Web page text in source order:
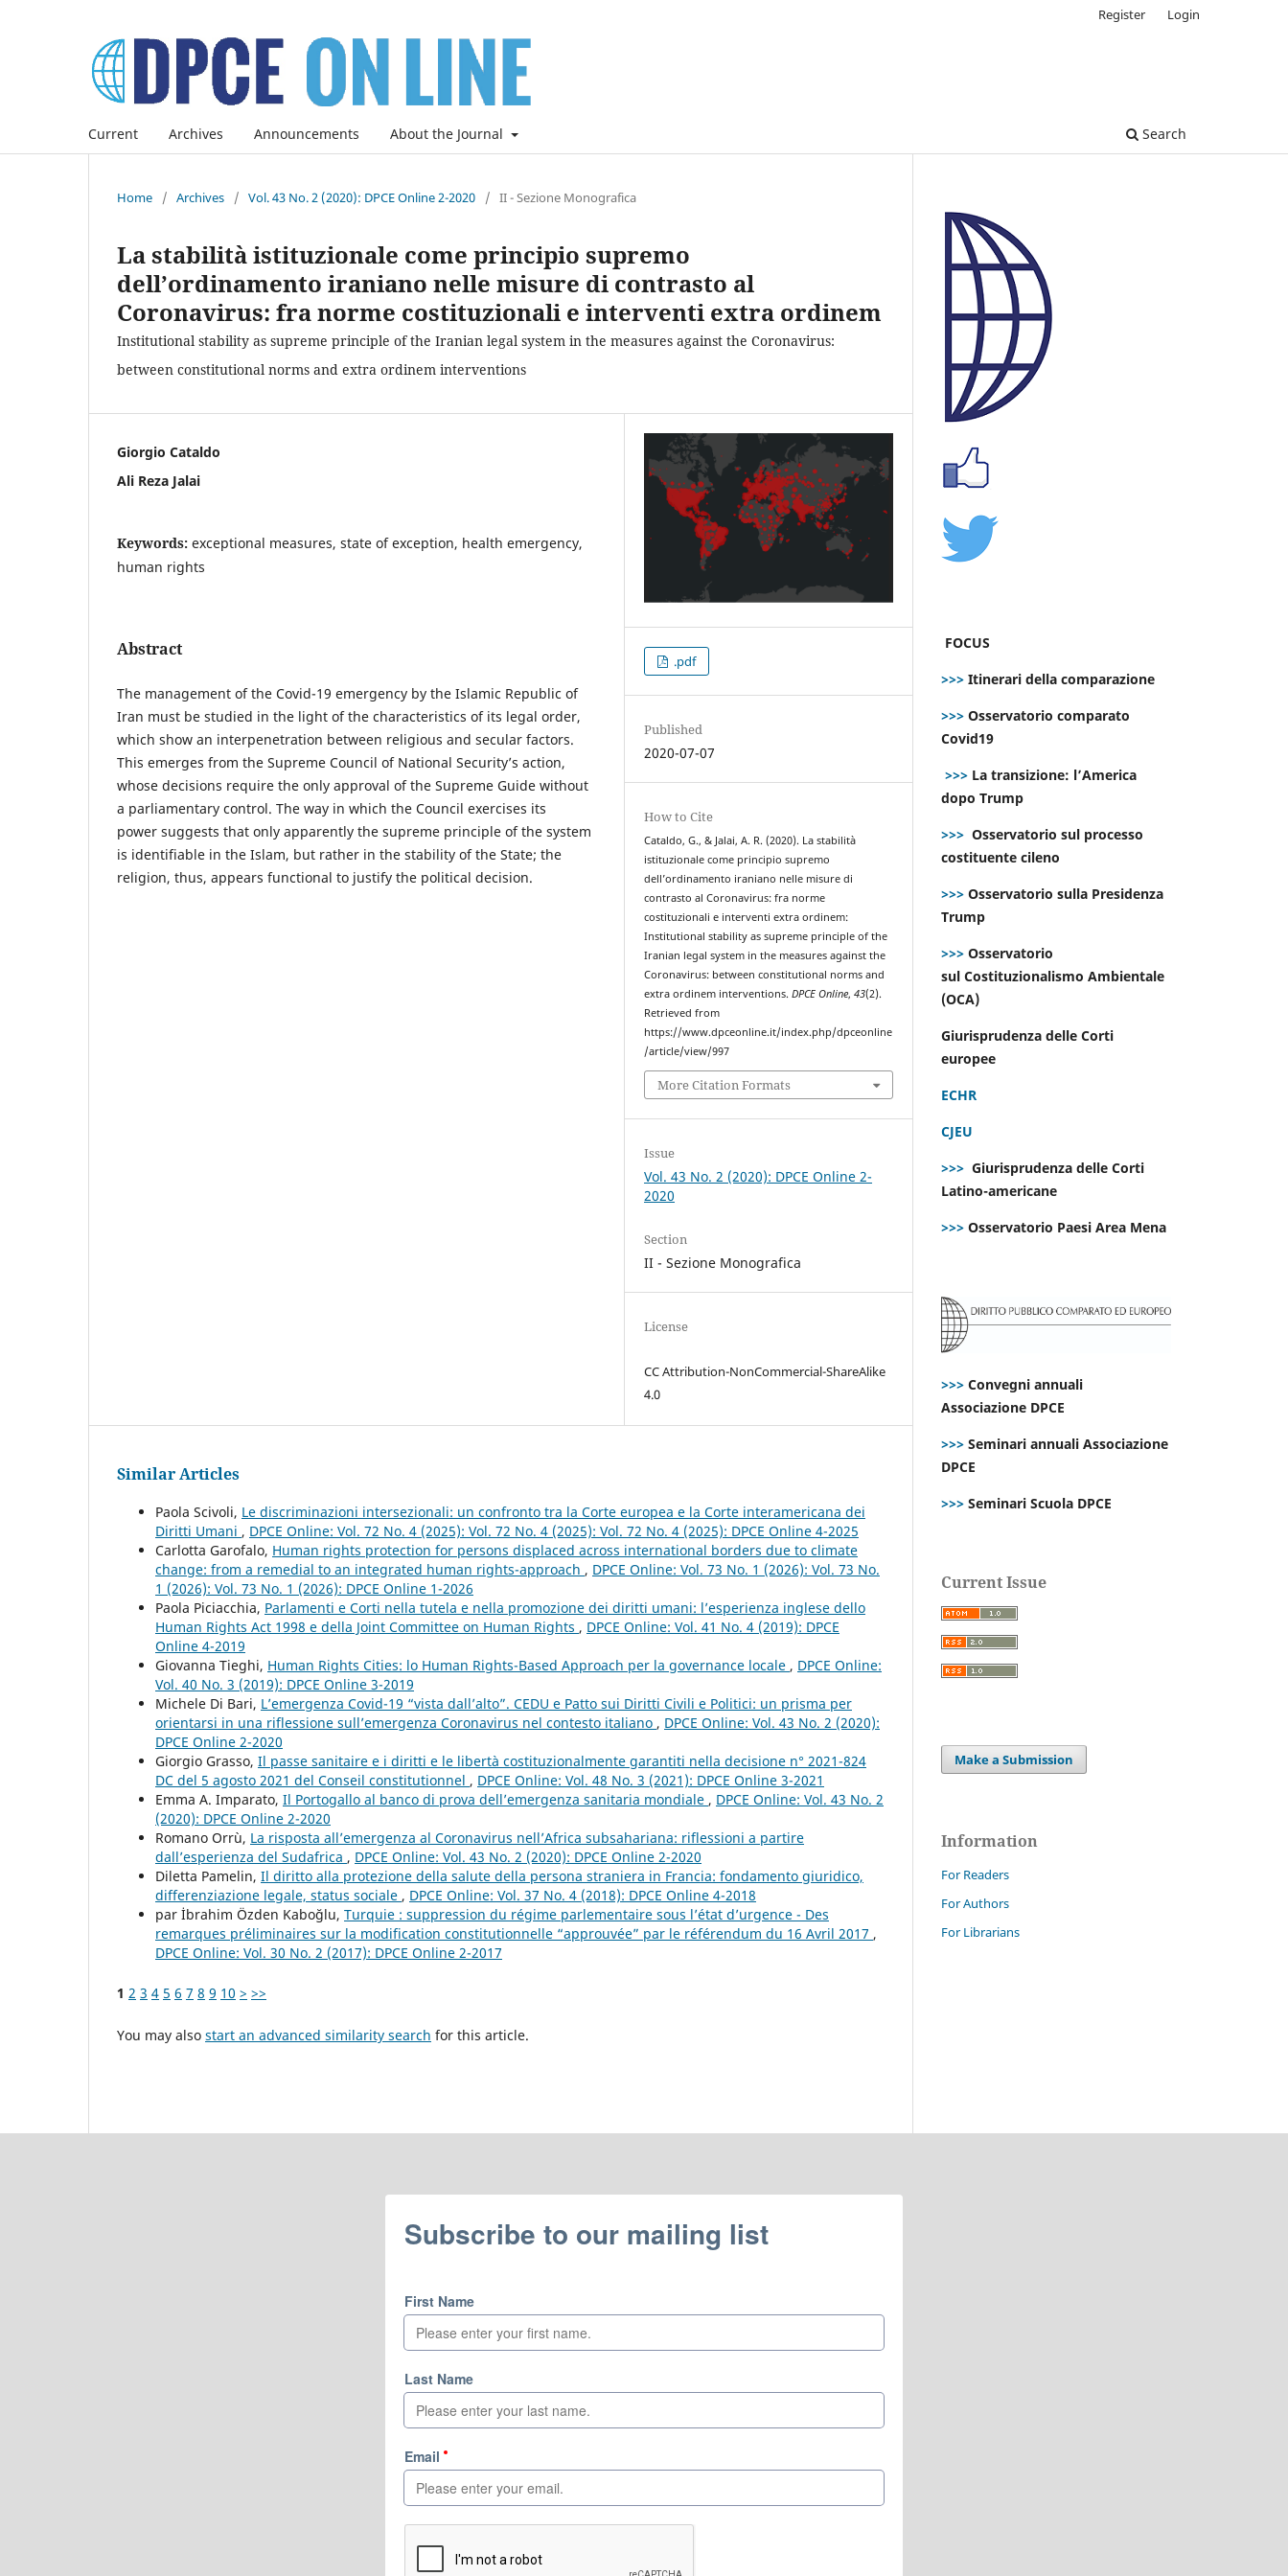
Current Archives Announcements About the Journal Search
Register Login
Home / Archives / Vol. 43 No. 2 (2020): DPCE Online 2-2020 / II - Sezione Monografica
La stabilità istituzionale come principio supremo
dell’ordinamento iraniano nelle misure di contrasto al
Coronavirus: fra norme costituzionali e interventi extra ordinem
Institutional stability as supreme principle of the Iranian legal system in the measures against the Coronavirus:
between constitutional norms and extra ordinem interventions
Giorgio Cataldo
Ali Reza Jalai
Keywords: exceptional measures, state of exception, health emergency,
human rights
Abstract
The management of the Covid-19 emergency by the Islamic Republic of
Iran must be studied in the light of the characteristics of its legal order,
which show an interpenetration between religious and secular factors.
This emerges from the Supreme Council of National Security’s action,
whose decisions require the only approval of the Supreme Guide without
a parliamentary control. The way in which the Council exercises its
power suggests that only apparently the supreme principle of the system
is identifiable in the Islam, but rather in the stability of the State; the
religion, thus, appears functional to justify the political decision.
.pdf
Published
2020-07-07
How to Cite
Cataldo, G., & Jalai, A. R. (2020). La stabilità
istituzionale come principio supremo
dell’ordinamento iraniano nelle misure di
contrasto al Coronavirus: fra norme
costituzionali e interventi extra ordinem:
Institutional stability as supreme principle of the
Iranian legal system in the measures against the
Coronavirus: between constitutional norms and
extra ordinem interventions.DPCE Online,43(2).
Retrieved from
https://www.dpceonline.it/index.php/dpceonline
/article/view/997
More Citation Formats
Issue
Vol. 43 No. 2 (2020): DPCE Online 2-
2020
Section
II - Sezione Monografica
License
CC Attribution-NonCommercial-ShareAlike
4.0
Similar Articles
Paola Scivoli, Le discriminazioni intersezionali: un confronto tra la Corte europea e la Corte interamericana dei
Diritti Umani , DPCE Online: Vol. 72 No. 4 (2025): Vol. 72 No. 4 (2025): Vol. 72 No. 4 (2025): DPCE Online 4-2025
Carlotta Garofalo, Human rights protection for persons displaced across international borders due to climate
change: from a remedial to an integrated human rights-approach , DPCE Online: Vol. 73 No. 1 (2026): Vol. 73 No.
1 (2026): Vol. 73 No. 1 (2026): DPCE Online 1-2026
Paola Piciacchia, Parlamenti e Corti nella tutela e nella promozione dei diritti umani: l’esperienza inglese dello
Human Rights Act 1998 e della Joint Committee on Human Rights , DPCE Online: Vol. 41 No. 4 (2019): DPCE
Online 4-2019
Giovanna Tieghi, Human Rights Cities: lo Human Rights-Based Approach per la governance locale , DPCE Online:
Vol. 40 No. 3 (2019): DPCE Online 3-2019
Michele Di Bari, L’emergenza Covid-19 “vista dall’alto”. CEDU e Patto sui Diritti Civili e Politici: un prisma per
orientarsi in una riflessione sull’emergenza Coronavirus nel contesto italiano , DPCE Online: Vol. 43 No. 2 (2020):
DPCE Online 2-2020
Giorgio Grasso, Il passe sanitaire e i diritti e le libertà costituzionalmente garantiti nella decisione n° 2021-824
DC del 5 agosto 2021 del Conseil constitutionnel , DPCE Online: Vol. 48 No. 3 (2021): DPCE Online 3-2021
Emma A. Imparato, Il Portogallo al banco di prova dell’emergenza sanitaria mondiale , DPCE Online: Vol. 43 No. 2
(2020): DPCE Online 2-2020
Romano Orrù, La risposta all’emergenza al Coronavirus nell’Africa subsahariana: riflessioni a partire
dall’esperienza del Sudafrica , DPCE Online: Vol. 43 No. 2 (2020): DPCE Online 2-2020
Diletta Pamelin, Il diritto alla protezione della salute della persona straniera in Francia: fondamento giuridico,
differenziazione legale, status sociale , DPCE Online: Vol. 37 No. 4 (2018): DPCE Online 4-2018
par İbrahim Özden Kaboğlu, Turquie : suppression du régime parlementaire sous l’état d’urgence - Des
remarques préliminaires sur la modification constitutionnelle “approuvée” par le référendum du 16 Avril 2017 ,
DPCE Online: Vol. 30 No. 2 (2017): DPCE Online 2-2017
1 2 3 4 5 6 7 8 9 10 > >>
You may also start an advanced similarity search for this article.
FOCUS
>>> Itinerari della comparazione
>>> Osservatorio comparato
Covid19
>>> La transizione: l’America
dopo Trump
>>> Osservatorio sul processo
costituente cileno
>>> Osservatorio sulla Presidenza
Trump
>>> Osservatorio
sul Costituzionalismo Ambientale
(OCA)
Giurisprudenza delle Corti
europee
ECHR
CJEU
>>> Giurisprudenza delle Corti
Latino-americane
>>> Osservatorio Paesi Area Mena
>>> Convegni annuali
Associazione DPCE
>>> Seminari annuali Associazione
DPCE
>>> Seminari Scuola DPCE
Current Issue
Make a Submission
Information
For Readers
For Authors
For Librarians